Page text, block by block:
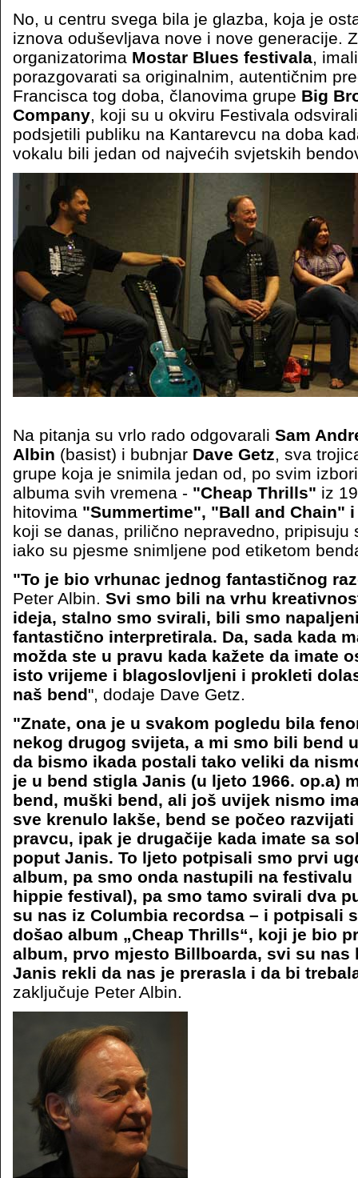
No, u centru svega bila je glazba, koja je
iznova oduševljava nove i nove generacije.
organizatorima Mostar Blues festivala,
porazgovarati sa originalnim, autentičnim
Francisca tog doba, članovima grupe Big
Company, koji su u okviru Festivala
podsjetili publiku na Kantarevcu na doba
vokalu bili jedan od najvećih svjetskih
Na pitanja su vrlo rado odgovarali Sam
Albin (basist) i bubnjar Dave Getz, sva
grupe koja je snimila jedan od, po svim
albuma svih vremena - "Cheap Thrills" iz
hitovima "Summertime", "Ball and Chain"
koji se danas, prilično nepravedno, pripisuju
iako su pjesme snimljene pod etiketom
"To je bio vrhunac jednog fantastičnog
Peter Albin. Svi smo bili na vrhu
ideja, stalno smo svirali, bili smo
fantastično interpretirala. Da, sada kada
možda ste u pravu kada kažete da imate
isto vrijeme i blagoslovljeni i prokleti
naš bend", dodaje Dave Getz.
"Znate, ona je u svakom pogledu bila
nekog drugog svijeta, a mi smo bili bend
da bismo ikada postali tako veliki da
je u bend stigla Janis (u ljeto 1966. op.a)
bend, muški bend, ali još uvijek nismo
sve krenulo lakše, bend se počeo
pravcu, ipak je drugačije kada imate sa
poput Janis. To ljeto potpisali smo prvi
album, pa smo onda nastupili na
hippie festival), pa smo tamo svirali dva
su nas iz Columbia recordsa – i potpisali
došao album „Cheap Thrills“, koji je bio
album, prvo mjesto Billboarda, svi su nas
Janis rekli da nas je prerasla i da bi
zaključuje Peter Albin.